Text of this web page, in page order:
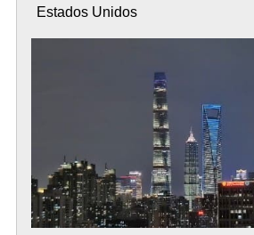
Estados Unidos